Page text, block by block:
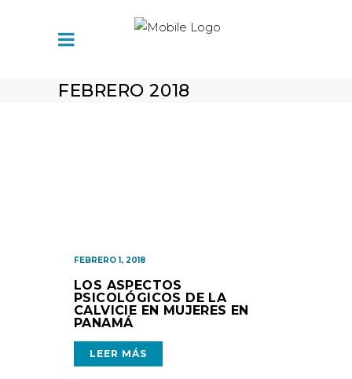
FEBRERO 2018
FEBRERO 1, 2018
LOS ASPECTOS
PSICOLÓGICOS DE LA
CALVICIE EN MUJERES EN
PANAMÁ
LEER MÁS